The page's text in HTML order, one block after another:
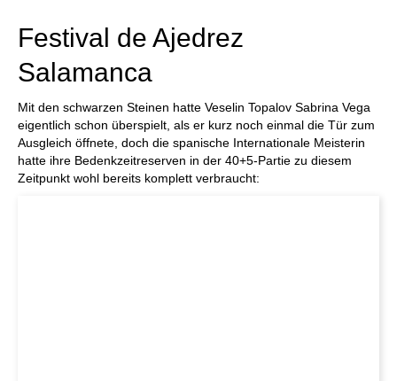
Festival de Ajedrez
Salamanca
Mit den schwarzen Steinen hatte Veselin Topalov Sabrina Vega
eigentlich schon überspielt, als er kurz noch einmal die Tür zum
Ausgleich öffnete, doch die spanische Internationale Meisterin
hatte ihre Bedenkzeitreserven in der 40+5-Partie zu diesem
Zeitpunkt wohl bereits komplett verbraucht: